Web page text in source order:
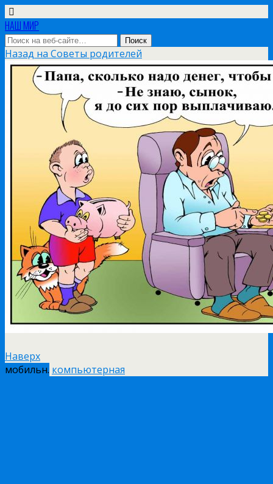
НАШ МИР
Назад на Советы родителей
Наверх
мобильн. компьютерная